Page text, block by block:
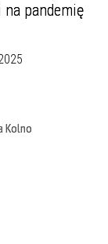
pandemię
Kolno